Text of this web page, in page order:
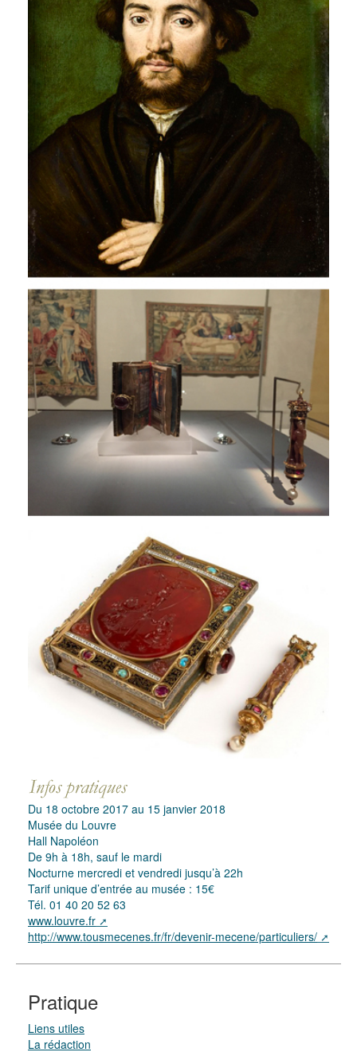
Du 18 octobre 2017 au 15 janvier 2018
Musée du Louvre
Hall Napoléon
De 9h à 18h, sauf le mardi
Nocturne mercredi et vendredi jusqu’à 22h
Tarif unique d’entrée au musée : 15€
Tél. 01 40 20 52 63
www.louvre.fr
http://www.tousmecenes.fr/fr/devenir-mecene/particuliers/
Pratique
Liens utiles
La rédaction